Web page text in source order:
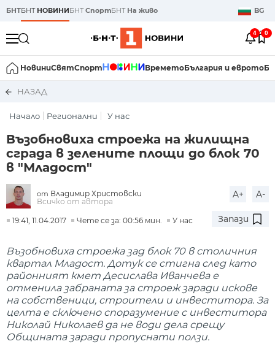
БНТБНТ НОВИНИБНТСпортБНТ На живо BG
4 0
НовиниСвятСпорт ВреметоБългария и еврото
НАЗАД
Начало Регионални У нас
Възобновиха строежа на жилищна
сграда в зелените площи до блок 70
в "Младост"
от Владимир Христовски
Всичко от автора
A+ A-
19:41, 11.04.2017 Чете се за: 00:56 мин. У нас Запази
Възобновиха строежа зад блок 70 в столичния
квартал Младост. Дотук се стигна след като
районният кмет Десислава Иванчева е
отменила забраната за строеж заради искове
на собственици, строители и инвеститора. За
целта е сключено споразумение с инвеститора
Николай Николаев да не води дела срещу
Общината заради пропуснати ползи.